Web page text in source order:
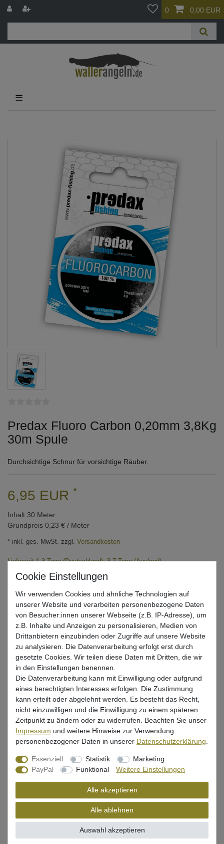
0 0,00 EUR
☰
Predax Fluoro Carbon 0,20mm 3,8Kg
30m Spule
Durchsichtige Schnur für vorsichtige Räuber.
6,95 EUR *
Inhalt 30 Meter
Grundpreis 0,23 € / Meter
* inkl. ges. MwSt. zzgl. Versandkosten
Lieferzeit 1-3 Tage (Deutschland); 3-7 Tage (Ausland)
Mehr als 5 Stück verfügbar
In den Warenkorb
Wunschliste
Beschreibung
Bewertung
Predax Fishing Fluorocarbon Schnur
durchsichtig, knotbar & klemmbar
Durchmesser: 0,20mm
Wir verwenden Cookies und ähnliche Technologien auf
unserer Website und verarbeiten personenbezogene Daten
von Besucher:innen unserer Webseite (z.B. IP-Adresse), um
z.B. Inhalte und Anzeigen zu personalisieren, Medien von
Drittanbietern einzubinden oder Zugriffe auf unsere Website
zu analysieren. Die Datenverarbeitung erfolgt erst durch
gesetzte Cookies. Wir teilen diese Daten mit Dritten, die wir
in den Einstellungen benennen.
Die Datenverarbeitung kann mit Einwilligung oder aufgrund
eines berechtigten Interesses erfolgen. Die Zustimmung
kann erteilt oder abgelehnt werden. Es besteht das Recht,
nicht einzuwilligen und die Einwilligung zu einem späteren
Zeitpunkt zu ändern oder zu widerrufen. Beachten Sie unser
Impressum und weitere Hinweise zur Verwendung
personenbezogener Daten in unserer Daten­schutz­erklärung.
Essenziell Statistik
Marketing
PayPal
Funktional Weitere Einstellungen
Alle akzeptieren
Alle ablehnen
Auswahl akzeptieren